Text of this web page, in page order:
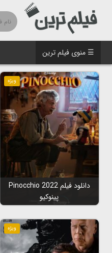
☰ منوی فیلم ترین
ویژه
دانلود فیلم Pinocchio 2022
پینوکیو
ویژه